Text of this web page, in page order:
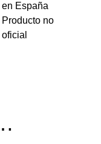
en España
Producto no
oficial